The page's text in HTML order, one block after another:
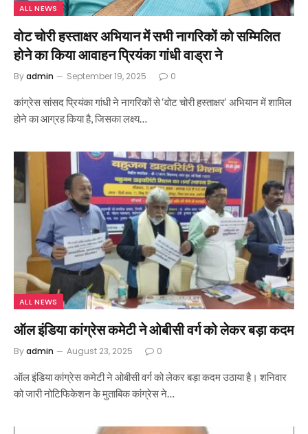
ALL NEWS
वोट चोरी हस्ताक्षर अभियान में सभी नागरिकों को सम्मिलित
होने का किया आवाहन प्रियंका गांधी वाड्रा ने
Byadmin September 19, 2025 0
कांग्रेस सांसद प्रियंका गांधी ने नागरिकों से ‘वोट चोरी हस्ताक्षर’ अभियान में शामिल
होने का आग्रह किया है, जिसका लक्ष्य…
ALL NEWS
ऑल इंडिया कांग्रेस कमेटी ने ओबीसी वर्ग को लेकर बड़ा कदम
Byadmin August 23, 2025 0
ऑल इंडिया कांग्रेस कमेटी ने ओबीसी वर्ग को लेकर बड़ा कदम उठाया है। शनिवार
को जारी नोटिफिकेशन के मुताबिक कांग्रेस ने…